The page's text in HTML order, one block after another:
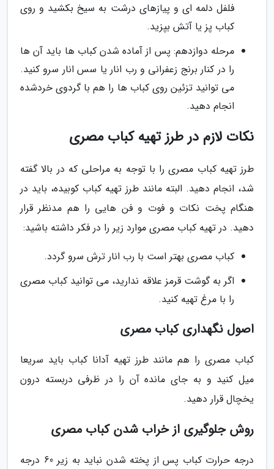
فلفل دلمه ای و پیازهای درشت به سیخ بکشید و روی
کباب پز یا آتش بپزید.
مرحله دوازدهم: پس از آماده شدن کباب ها باید آن ها
را در کنار برنج زعفرانی و رب انار یا سس انار سرو کنید.
می توانید تزئین روی کباب ها را هم با گردوی خردشده
انجام دهید.
نکات لازم در طرز تهیه کباب مصری
طرز تهیه کباب مصری را با توجه به مراحلی که در بالا گفته
شد، انجام دهید. البته مانند طرز تهیه کباب کوبیده، باید در
هنگام پخت نکات و فوت و فن هایی را هم مدنظر قرار
دهید. در تهیه کباب مصری موارد زیر را در فکر داشته باشید:
کباب مصری بهتر است با رب انار ترش سرو گردد.
اگر به گوشت قرمز علاقه ندارید، می توانید کباب مصری
را با مرغ تهیه کنید.
اصول نگهداری کباب مصری
کباب مصری را هم مانند طرز تهیه آدانا کباب باید سریعا
میل کنید و به جای مانده آن را در ظرفی دربسته درون
یخچال قرار دهید.
روش جلوگیری از خراب شدن کباب مصری
درجه حرارت کباب پس از پخته شدن نباید به زیر 60 درجه